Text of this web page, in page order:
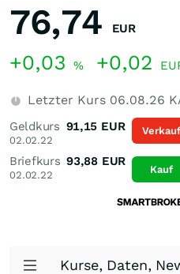
76,74 EUR
+0,03 % +0,02
Letzter Kurs 06.08.26
Geldkurs
02.02.22
91,15 EUR
Briefkurs
02.02.22
93,88 EUR
Kauf
Kurse, Daten,